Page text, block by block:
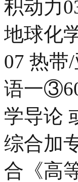
积动力
地球化
07 热
语一
学导论
综合加
合《高